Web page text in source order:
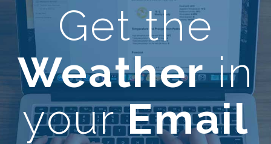
Get the
Weatherin
yourEmail